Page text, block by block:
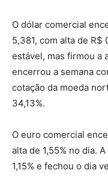
O dólar comercial
5,381, com alta de R$
estável, mas firmou a
encerrou a semana
cotação da moeda
34,13%.
O euro comercial
alta de 1,55% no dia.
1,15% e fechou o dia